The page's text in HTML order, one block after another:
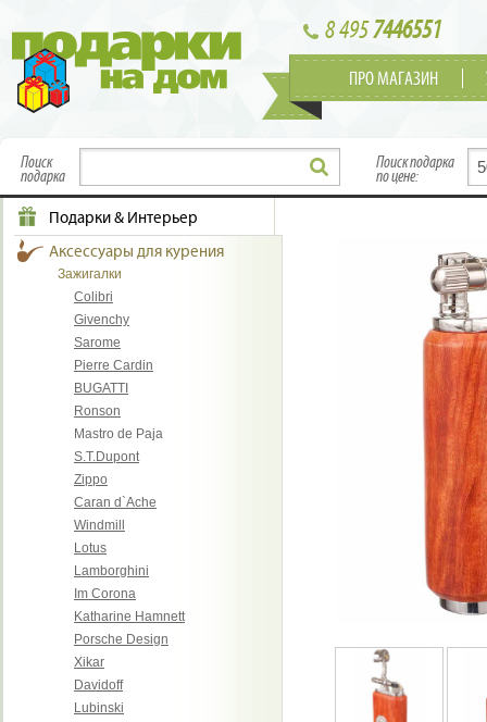
8 4957446551
ПРО МАГАЗИН
Поиск
подарка
Поиск подарка
по цене:
Подарки & Интерьер
Аксессуары для курения
Зажигалки
Colibri
Givenchy
Sarome
Pierre Cardin
BUGATTI
Ronson
Mastro de Paja
S.T.Dupont
Zippo
Caran d`Ache
Windmill
Lotus
Lamborghini
Im Corona
Katharine Hamnett
Porsche Design
Xikar
Davidoff
Lubinski